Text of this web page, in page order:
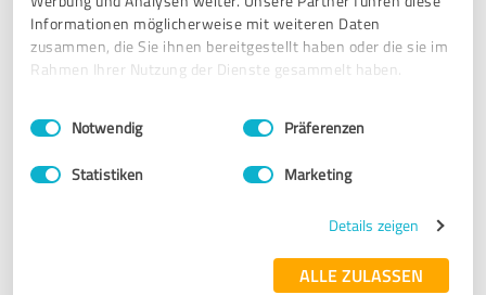
Informationen möglicherweise mit weiteren Daten
zusammen, die Sie ihnen bereitgestellt haben oder die sie im
Rahmen Ihrer Nutzung der Dienste gesammelt haben.
Impressum Datenschutzbestimmungen
Einwilligungsauswahl
Notwendig Präferenzen
Statistiken Marketing
Details zeigen
ALLE ZULASSEN
Gruss L aus R
Ihr Designer für clevere Finanzkonzepte
11.11.2022 Anonym